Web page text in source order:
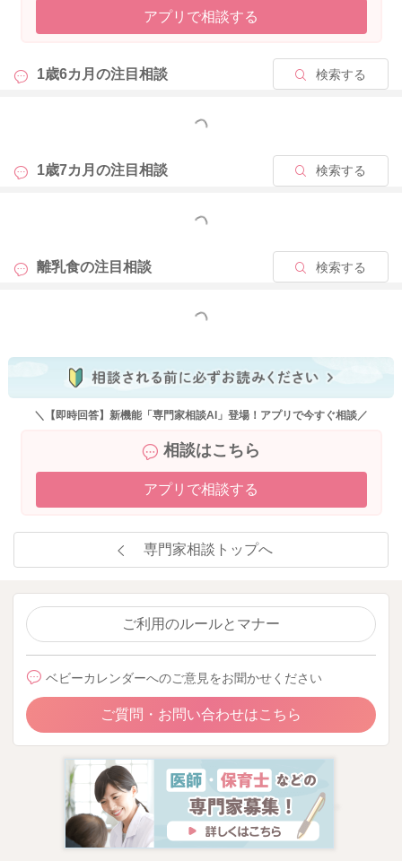
アプリで相談する
1歳6カ月の注目相談 検索する
もっと見る
1歳7カ月の注目相談 検索する
もっと見る
離乳食の注目相談 検索する
もっと見る
＼【即時回答】新機能「専門家相談AI」登場！アプリで今すぐ相談／
相談はこちら
アプリで相談する
専門家相談トップへ
ご利用のルールとマナー
ベビーカレンダーへのご意見をお聞かせください
ご質問・お問い合わせはこちら